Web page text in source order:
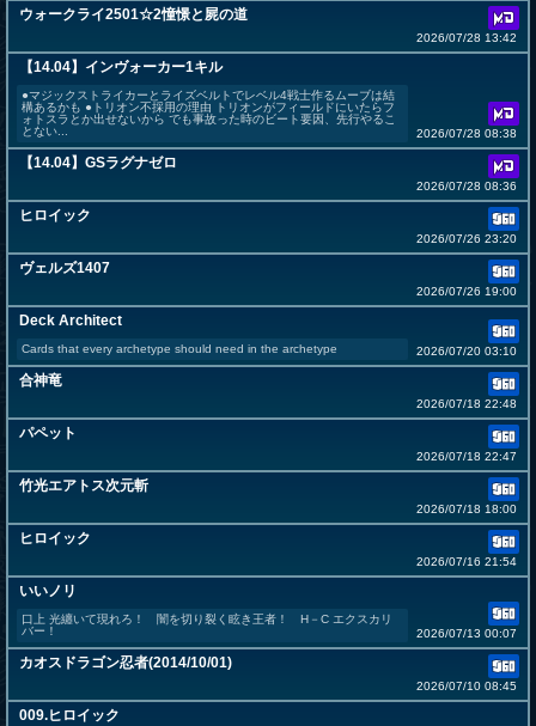
ウォークライ2501☆2憧憬と屍の道
2026/07/28 13:42
【14.04】インヴォーカー1キル
●マジックストライカーとライズベルトでレベル4戦士作るムーブは結
構あるかも ●トリオン不採用の理由 トリオンがフィールドにいたらフ
ォトスラとか出せないから でも事故った時のビート要因、先行やるこ
とない...
2026/07/28 08:38
【14.04】GSラグナゼロ
2026/07/28 08:36
ヒロイック
2026/07/26 23:20
ヴェルズ1407
2026/07/26 19:00
Deck Architect
Cards that every archetype should need in the archetype 2026/07/20 03:10
合神竜
2026/07/18 22:48
パペット
2026/07/18 22:47
竹光エアトス次元斬
2026/07/18 18:00
ヒロイック
2026/07/16 21:54
いいノリ
口上 光纏いて現れろ！ 闇を切り裂く眩き王者！ H－C エクスカリ
バー！
2026/07/13 00:07
カオスドラゴン忍者(2014/10/01)
2026/07/10 08:45
009.ヒロイック